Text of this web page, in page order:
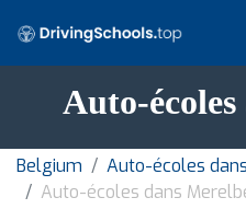
Auto-
Belgium
Auto-écoles
Auto-écoles dans